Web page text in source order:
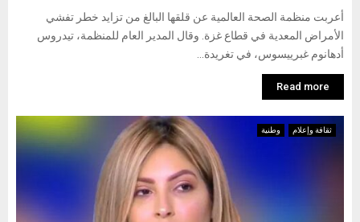
أعربت منظمة الصحة العالمية عن قلقها البالغ من تزايد خطر تفشي
الأمراض المعدية في قطاع غزة. وقال المدير العام للمنظمة، تيدروس
أدهانوم غبرييسوس، في تغريدة...
Read more
ثقافة وإعلام وطنية